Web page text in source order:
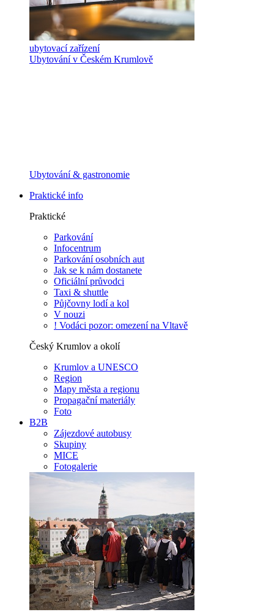
ubytovací zařízení
Ubytování v Českém Krumlově
Ubytování & gastronomie
Praktické info
Praktické
Parkování
Infocentrum
Parkování osobních aut
Jak se k nám dostanete
Oficiální průvodci
Taxi & shuttle
Půjčovny lodí a kol
V nouzi
! Vodáci pozor: omezení na Vltavě
Český Krumlov a okolí
Krumlov a UNESCO
Region
Mapy města a regionu
Propagační materiály
Foto
B2B
Zájezdové autobusy
Skupiny
MICE
Fotogalerie